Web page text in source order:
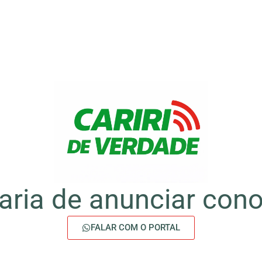
de anunciar
FALAR COM O PORTAL